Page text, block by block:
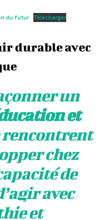
du futur Télécharger
durable avec
un
et
rencontrent
chez
de
avec
et